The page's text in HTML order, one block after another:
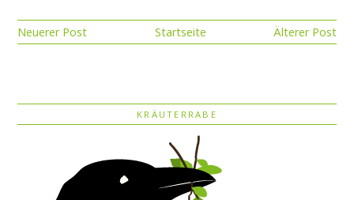
Neuerer Post Älterer Post
Startseite
KRÄUTERRABE